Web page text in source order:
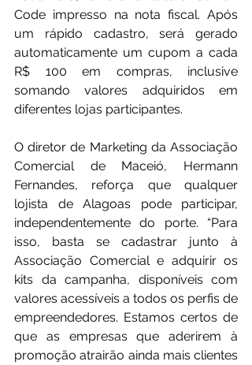
Code impresso na nota fiscal. Após
um rápido cadastro, será gerado
automaticamente um cupom a cada
R$ 100 em compras, inclusive
somando valores adquiridos em
diferentes lojas participantes.
O diretor de Marketing da Associação
Comercial de Maceió, Hermann
Fernandes, reforça que qualquer
lojista de Alagoas pode participar,
independentemente do porte. “Para
isso, basta se cadastrar junto à
Associação Comercial e adquirir os
kits da campanha, disponíveis com
valores acessíveis a todos os perfis de
empreendedores. Estamos certos de
que as empresas que aderirem à
promoção atrairão ainda mais clientes